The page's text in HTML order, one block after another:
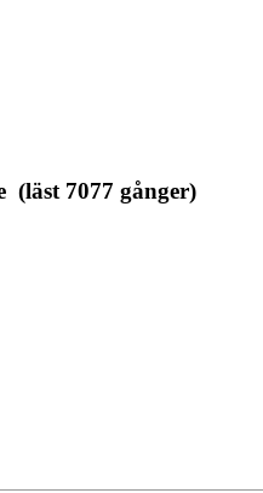
7077 gånger)